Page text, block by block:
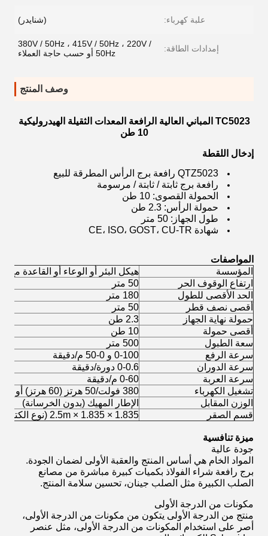
علبة كهرباء: (شنايدر)
إمدادات الطاقة:
380V / 50Hz ، 415V / 50Hz ، 220V /
50Hz أو حسب حاجة العملاء
وصف المنتج
TC5023 المباني العالية الرافعة المعدات الثقيلة الهيدروليكية
10 طن
إدخال اللقطة
QTZ5023 رافعة برج الرأس المطرقة للبيع
رافعة برج ثابتة / ثابتة / مرسومة
الحمولة القصوى: 10 طن
حمولة الرأس: 2.3 طن
طول الجهاز: 50 متر
شهادة CE، ISO، GOST، CU-TR
المواصفات
المؤسسة
هيكل البئر أو الوعاء أو القاعدة مع
ارتفاع الوقوف الحر
50 متر
الحد الأقصى للطول
180 متر
أقصى نصف قطر
50 متر
حمولة نهاية الجهاز
2.3 طن
أقصى حمولة
10 طن
سعة الطبول
500 متر
سرعة الرفع
0-100 و 0-50 م/دقيقة
سرعة الدوران
0-0.6 دورة/دقيقة
سرعة العربة
0-60 م/دقيقة
تشغيل الكهرباء
380 فولت/50 هرتز (60 هرتز) أو غيرها
الوزن المقابل
الإطار المهيك (بدون الخرسانة)
قسم الصقر
1.835 × 1.835 × 2.5m (نوع الكتل)
ميزة تنافسية
جودة عالية
المواد الخام هي أساس المنتج والعقبة الأولى لضمان الجودة.
برج رافعة شراء الفولاذ بكميات كبيرة مباشرة من مصانع
الصلب الكبيرة مثل الصلب جينان، تحسين سلامة المنتج.
مكونات من الدرجة الأولى
منتج من الدرجة الأولى يتكون من مكونات من الدرجة الأولى،
أصر على استخدام المكونات من الدرجة الأولى، مثل عنصر